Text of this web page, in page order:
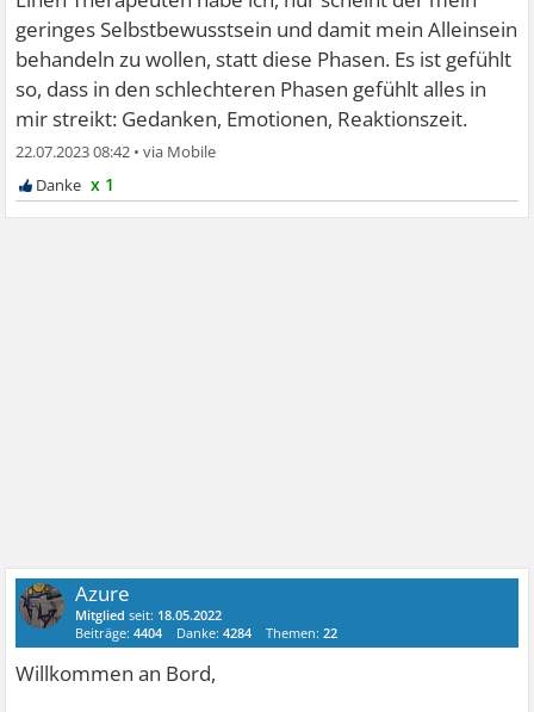
geringes Selbstbewusstsein und damit mein Alleinsein
behandeln zu wollen, statt diese Phasen. Es ist gefühlt
so, dass in den schlechteren Phasen gefühlt alles in
mir streikt: Gedanken, Emotionen, Reaktionszeit.
22.07.2023 08:42 •
x 1
Azure
Mitglied seit: 18.05.2022
Beiträge:4404 Danke:4284 Themen:22
Willkommen an Bord,